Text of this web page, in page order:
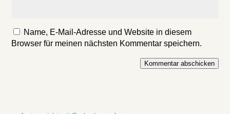
Name, E-Mail-Adresse und Website in diesem
Browser für meinen nächsten Kommentar speichern.
Kommentar abschicken